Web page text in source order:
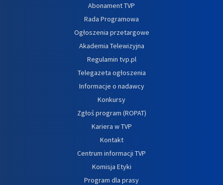
Abonament TVP
Rada Programowa
Ogłoszenia przetargowe
Akademia Telewizyjna
Regulamin tvp.pl
Telegazeta ogłoszenia
Informacje o nadawcy
Konkursy
Zgłoś program (ROPAT)
Kariera w TVP
Kontakt
Centrum informacji TVP
Komisja Etyki
Program dla prasy